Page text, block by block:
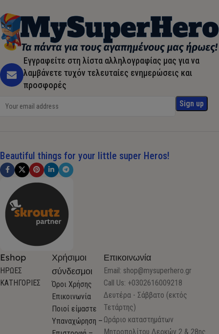
Εγγραφείτε στη λίστα αλληλογραφίας μας για να
λαμβάνετε τυχόν τελευταίες ενημερώσεις και
προσφορές
Beautiful things for your little super Heros!
Eshop
ΗΡΩΕΣ
ΚΑΤΗΓΟΡΙΕΣ
Χρήσιμοι
σύνδεσμοι
Όροι Χρήσης
Επικοινωνία
Ποιοί είμαστε
Υπαναχώρηση –
Επικοινωνία
Email: shop@mysuperhero.gr
Call Us: +0302616009218
Δευτέρα - Σάββατο (εκτός
Τετάρτης)
Ωράριο καταστημάτων
Μητροπολίτου Δερκών 2 & 28ης